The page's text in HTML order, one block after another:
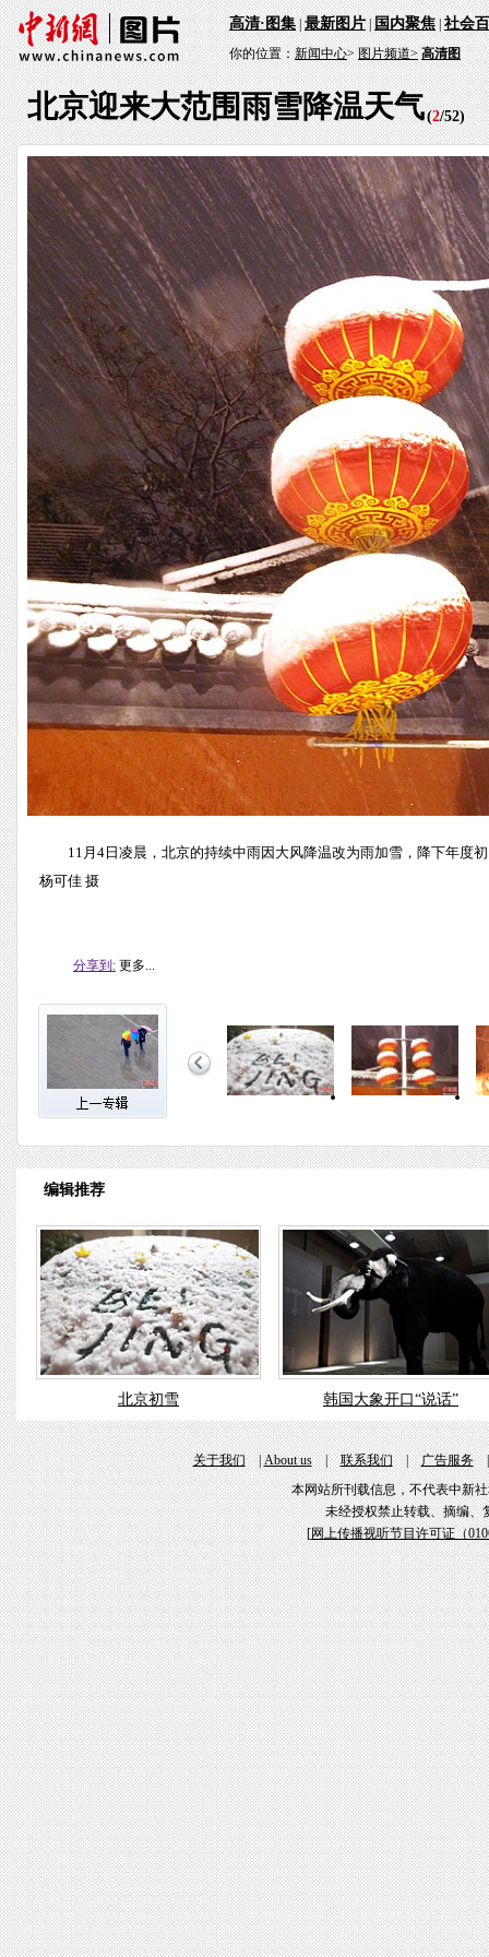
高清·图集|最新图片|国内聚焦|社会
你的位置：新闻中心>图片频道> 高清图
北京迎来大范围雨雪降温天气(2/52)
11月4日凌晨，北京的持续中雨因大风降温改为雨加雪，降下年度
杨可佳 摄
分享到: 更多...
编辑推荐
北京初雪 韩国大象开口“说话”
关于我们|About us|联系我们|广告服务
本网站所刊载信息，不代表中新
未经授权禁止转载、摘编、
[网上传播视听节目许可证（